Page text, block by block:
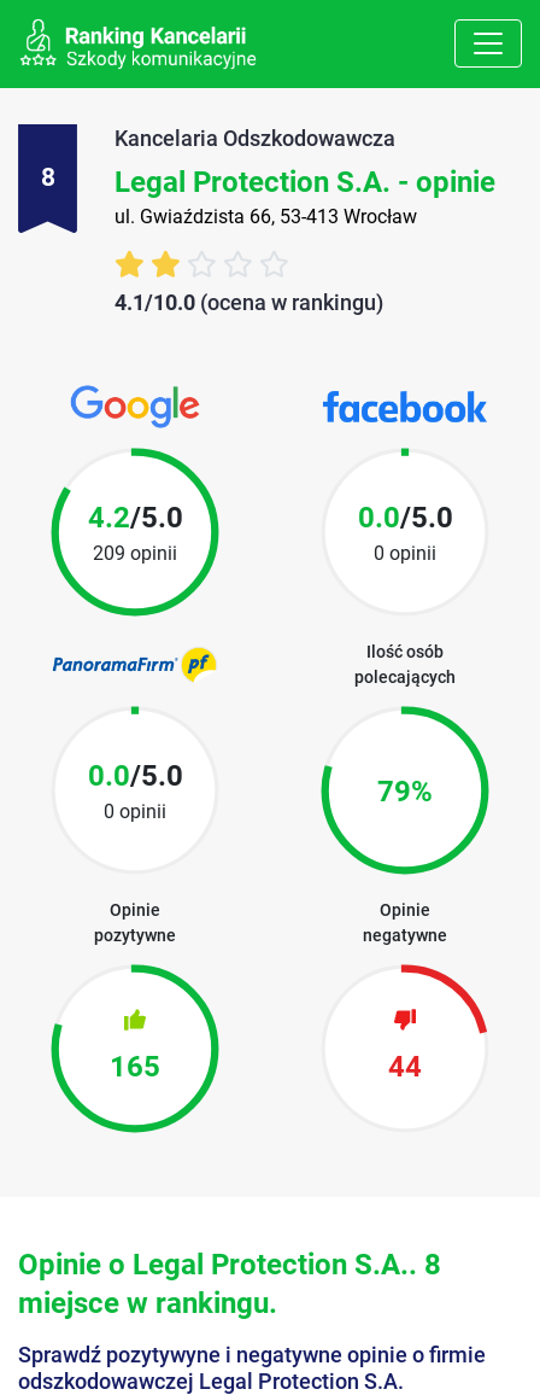
8
Kancelaria Odszkodowawcza
Legal Protection S.A. - opinie
ul. Gwiaździsta 66, 53-413 Wrocław
4.1/10.0 (ocena w rankingu)
4.2/5.0
209 opinii
0.0/5.0
0 opinii
0.0/5.0
0 opinii
Ilość osób
polecających
79%
Opinie
pozytywne
165
Opinie
negatywne
44
Opinie o Legal Protection S.A.. 8
miejsce w rankingu.
Sprawdź pozytywyne i negatywne opinie o firmie
odszkodowawczej Legal Protection S.A.